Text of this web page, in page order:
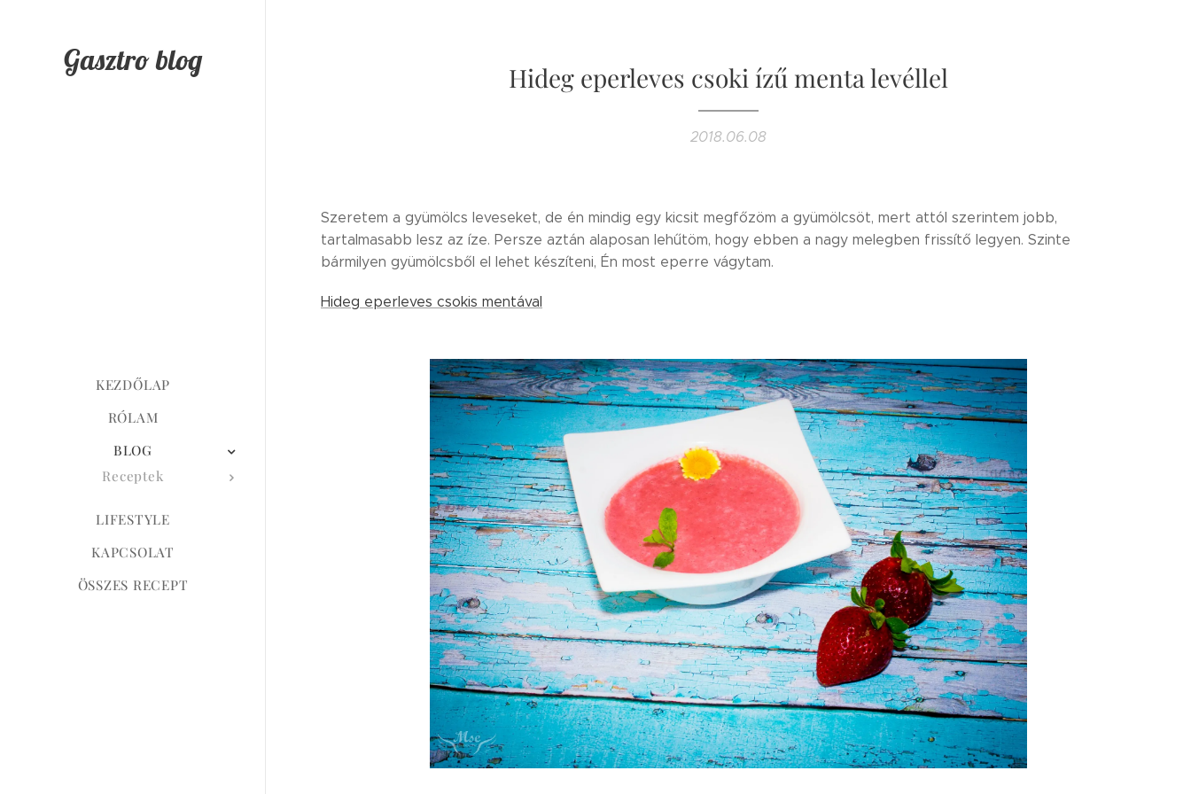
Gasztro blog
KEZDŐLAP
RÓLAM
BLOG
Receptek
LIFESTYLE
KAPCSOLAT
ÖSSZES RECEPT
Hideg eperleves csoki ízű menta levéllel
2018.06.08
Szeretem a gyümölcs leveseket, de én mindig egy kicsit megfőzöm a gyümölcsöt, mert attól szerintem jobb,
tartalmasabb lesz az íze. Persze aztán alaposan lehűtöm, hogy ebben a nagy melegben frissítő legyen. Szinte
bármilyen gyümölcsből el lehet készíteni, Én most eperre vágytam.
Hideg eperleves csokis mentával